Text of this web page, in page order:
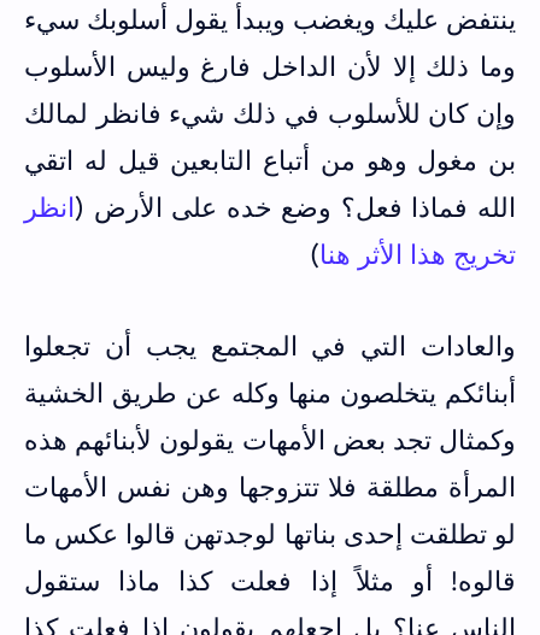
ينتفض عليك ويغضب ويبدأ يقول أسلوبك سيء
وما ذلك إلا لأن الداخل فارغ وليس الأسلوب
وإن كان للأسلوب في ذلك شيء فانظر لمالك
بن مغول وهو من أتباع التابعين قيل له اتقي
الله فماذا فعل؟ وضع خده على الأرض (انظر
تخريج هذا الأثر هنا)
والعادات التي في المجتمع يجب أن تجعلوا
أبنائكم يتخلصون منها وكله عن طريق الخشية
وكمثال تجد بعض الأمهات يقولون لأبنائهم هذه
المرأة مطلقة فلا تتزوجها وهن نفس الأمهات
لو تطلقت إحدى بناتها لوجدتهن قالوا عكس ما
قالوه! أو مثلاً إذا فعلت كذا ماذا ستقول